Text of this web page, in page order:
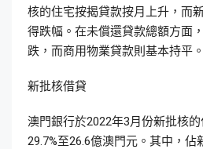
核的住宅按揭貸款按月上升，而
得跌幅。在未償還貸款總額方面
跌，而商用物業貸款則基本持平。
新批核借貸
澳門銀行於2022年3月份新批核
29.7%至26.6億澳門元。其中，